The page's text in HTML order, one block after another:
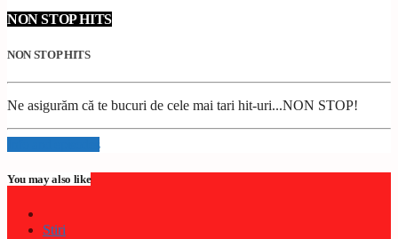
NON STOP HITS
NON STOP HITS
Ne asigurăm că te bucuri de cele mai tari hit-uri...NON STOP!
Info and episodes
You may also like
Stiri